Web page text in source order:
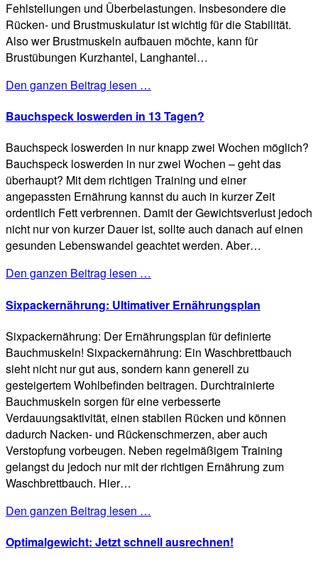
Fehlstellungen und Überbelastungen. Insbesondere die
Rücken- und Brustmuskulatur ist wichtig für die Stabilität.
Also wer Brustmuskeln aufbauen möchte, kann für
Brustübungen Kurzhantel, Langhantel…
Den ganzen Beitrag lesen …
Bauchspeck loswerden in 13 Tagen?
Bauchspeck loswerden in nur knapp zwei Wochen möglich?
Bauchspeck loswerden in nur zwei Wochen – geht das
überhaupt? Mit dem richtigen Training und einer
angepassten Ernährung kannst du auch in kurzer Zeit
ordentlich Fett verbrennen. Damit der Gewichtsverlust jedoch
nicht nur von kurzer Dauer ist, sollte auch danach auf einen
gesunden Lebenswandel geachtet werden. Aber…
Den ganzen Beitrag lesen …
Sixpackernährung: Ultimativer Ernährungsplan
Sixpackernährung: Der Ernährungsplan für definierte
Bauchmuskeln! Sixpackernährung: Ein Waschbrettbauch
sieht nicht nur gut aus, sondern kann generell zu
gesteigertem Wohlbefinden beitragen. Durchtrainierte
Bauchmuskeln sorgen für eine verbesserte
Verdauungsaktivität, einen stabilen Rücken und können
dadurch Nacken- und Rückenschmerzen, aber auch
Verstopfung vorbeugen. Neben regelmäßigem Training
gelangst du jedoch nur mit der richtigen Ernährung zum
Waschbrettbauch. Hier…
Den ganzen Beitrag lesen …
Optimalgewicht: Jetzt schnell ausrechnen!